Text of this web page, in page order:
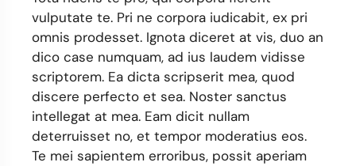
vulputate te. Pri ne corpora iudicabit, ex pri
omnis prodesset. Ignota diceret at vis, duo an
dico case numquam, ad ius laudem vidisse
scriptorem. Ea dicta scripserit mea, quod
discere perfecto et sea. Noster sanctus
intellegat at mea. Eam dicit nullam
deterruisset no, et tempor moderatius eos.
Te mei sapientem erroribus, possit aperiam